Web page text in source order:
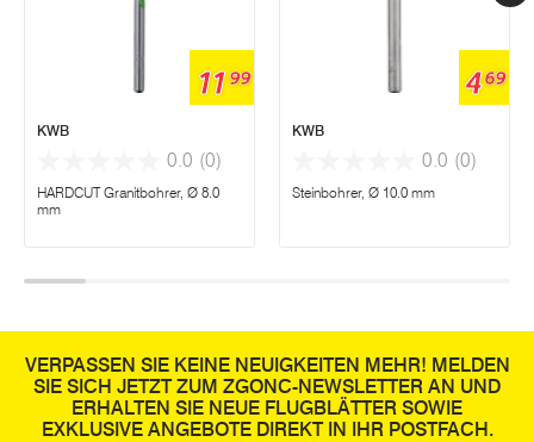
1199
KWB
0.0 (0)
HARDCUT Granitbohrer, Ø 8.0
mm
469
KWB
0.0 (0)
Steinbohrer, Ø 10.0 mm
VERPASSEN SIE KEINE NEUIGKEITEN MEHR! MELDEN
SIE SICH JETZT ZUM ZGONC-NEWSLETTER AN UND
ERHALTEN SIE NEUE FLUGBLÄTTER SOWIE
EXKLUSIVE ANGEBOTE DIREKT IN IHR POSTFACH.